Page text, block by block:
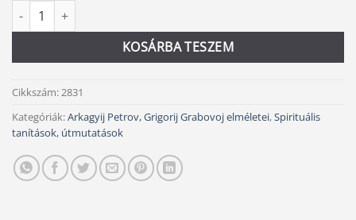
A fény kőtáblái II. - Az Örökkévalóság kristálya mennyiség
KOSÁRBA TESZEM
Alternative:
Cikkszám:2831
Kategóriák:Arkagyij Petrov, Grigorij Grabovoj elméletei,Spirituális
tanítások, útmutatások